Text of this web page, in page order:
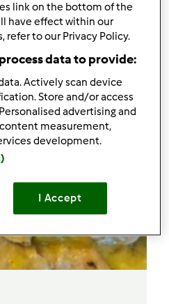
link on the bottom of the
have effect within our
refer to our Privacy Policy.
data to provide:
Actively scan device
Store and/or access
advertising and
measurement,
development.
I Accept